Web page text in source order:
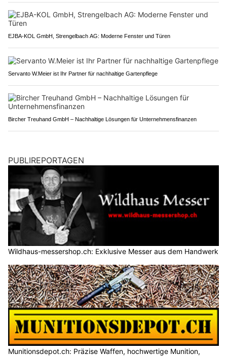
EJBA-KOL GmbH, Strengelbach AG: Moderne Fenster und Türen
Servanto W.Meier ist Ihr Partner für nachhaltige Gartenpflege
Bircher Treuhand GmbH – Nachhaltige Lösungen für Unternehmensfinanzen
PUBLIREPORTAGEN
Wildhaus-messershop.ch: Exklusive Messer aus dem Handwerk
Munitionsdepot.ch: Präzise Waffen, hochwertige Munition,